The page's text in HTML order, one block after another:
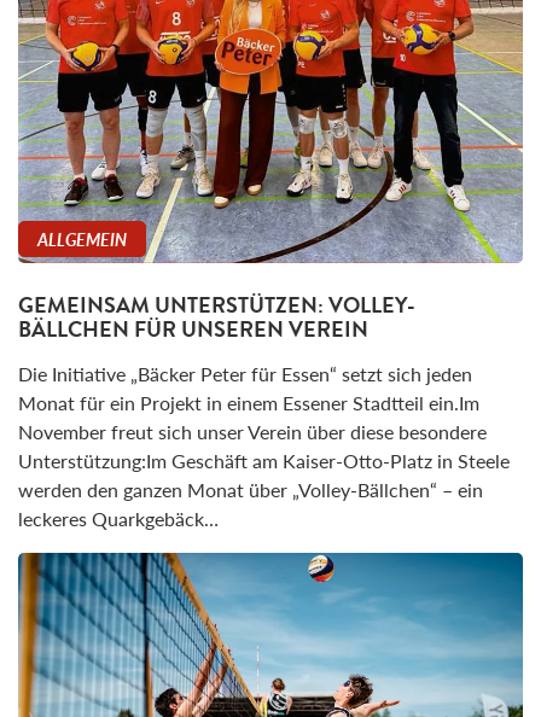
ALLGEMEIN
GEMEINSAM UNTERSTÜTZEN: VOLLEY-
BÄLLCHEN FÜR UNSEREN VEREIN
Die Initiative „Bäcker Peter für Essen“ setzt sich jeden
Monat für ein Projekt in einem Essener Stadtteil ein.Im
November freut sich unser Verein über diese besondere
Unterstützung:Im Geschäft am Kaiser-Otto-Platz in Steele
werden den ganzen Monat über „Volley-Bällchen“ – ein
leckeres Quarkgebäck…